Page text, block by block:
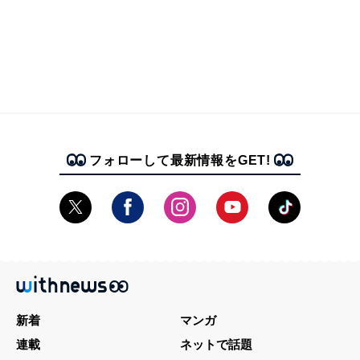
フォローして最新情報をGET!
新着
マンガ
連載
ネットで話題